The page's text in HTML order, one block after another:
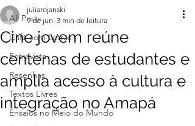
All Posts
Café com Letras
Entrevista
Resenhas
Textos Livres
Ensaios no Meio do Mundo
Cine jovem reúne
centenas de estudantes e
amplia acesso à cultura e
integração no Amapá
juliarojanski
9 de jun. 3 min de leitura